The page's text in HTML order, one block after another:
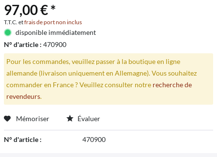
97,00 € *
T.T.C. etfrais de port non inclus
disponible immédiatement
N° d'article : 470900
Pour les commandes, veuillez passer à la boutique en ligne
allemande (livraison uniquement en Allemagne). Vous souhaitez
commander en France ? Veuillez consulter notre recherche de
revendeurs.
Mémoriser Évaluer
N° d'article : 470900